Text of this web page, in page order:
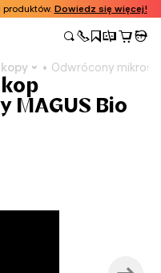
Dowiedz się więcej!
Odwrócony
MAGUS Bio